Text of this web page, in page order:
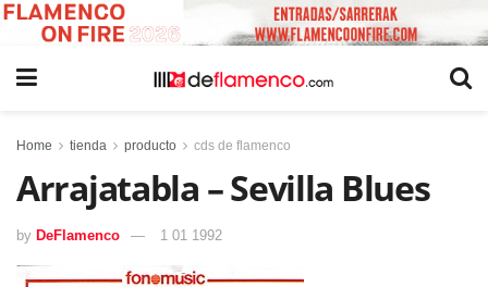
Home tienda producto cds de flamenco
Arrajatabla – Sevilla Blues
by DeFlamenco 1 01 1992